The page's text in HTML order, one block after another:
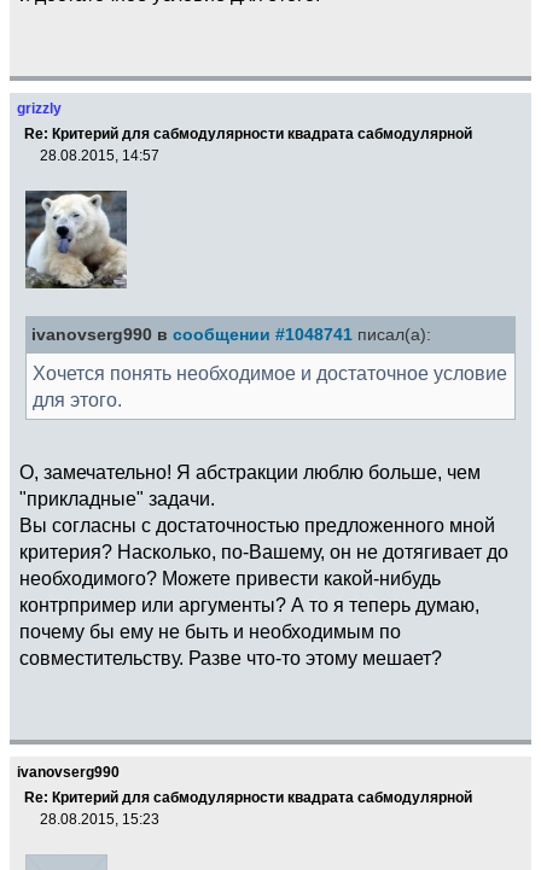
grizzly
Re: Критерий для сабмодулярности квадрата сабмодулярной
28.08.2015, 14:57
ivanovserg990 в сообщении #1048741 писал(а):
Хочется понять необходимое и достаточное условие
для этого.
О, замечательно! Я абстракции люблю больше, чем
"прикладные" задачи.
Вы согласны с достаточностью предложенного мной
критерия? Насколько, по-Вашему, он не дотягивает до
необходимого? Можете привести какой-нибудь
контрпример или аргументы? А то я теперь думаю,
почему бы ему не быть и необходимым по
совместительству. Разве что-то этому мешает?
ivanovserg990
Re: Критерий для сабмодулярности квадрата сабмодулярной
28.08.2015, 15:23